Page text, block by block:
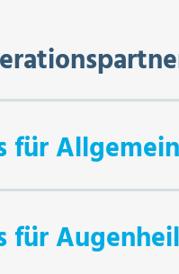
für
für